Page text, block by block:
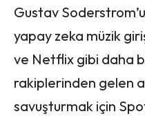
Gustav
yapay zeka müzik
ve Netflix gibi daha
rakiplerinden gelen
savuşturmak için